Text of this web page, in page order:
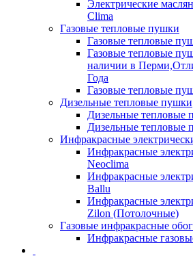
Электрические
Clima
Газовые тепловые пушки
Газовые тепловые
Газовые тепловые
наличии в
Года
Газовые тепловые
Дизельные тепловые пушки
Дизельные тепловые
Дизельные тепловые
Инфракрасные
Инфракрасные
Neoclima
Инфракрасные
Ballu
Инфракрасные
Zilon (Потолочные)
Газовые инфракрасные
Инфракрасные